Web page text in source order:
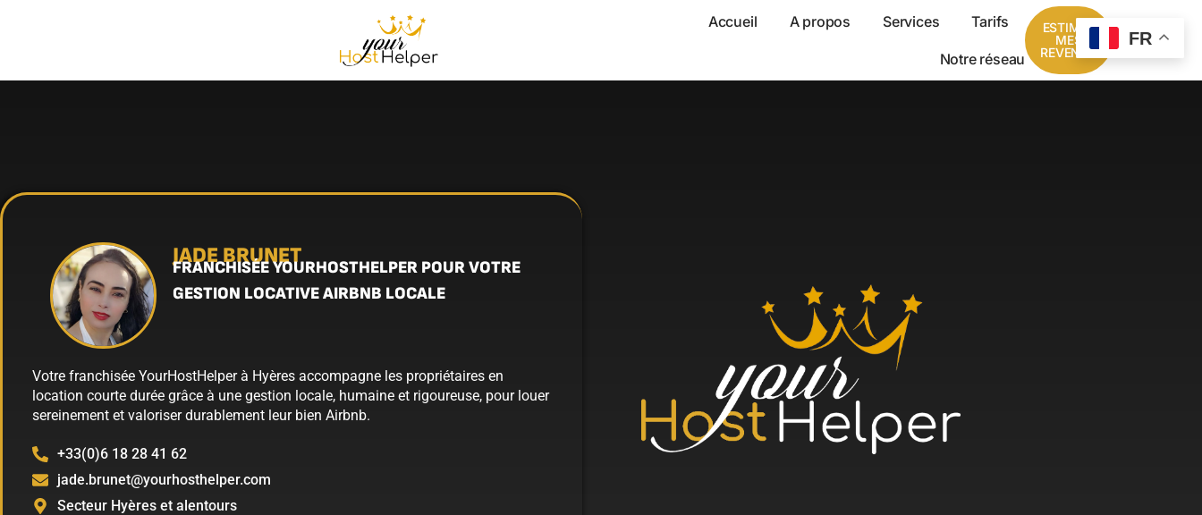
Accueil A propos Services Tarifs
Notre réseau
ESTIMER
MES
REVENUS
JADE BRUNET
FRANCHISÉE YOURHOSTHELPER POUR VOTRE
GESTION LOCATIVE AIRBNB LOCALE
Votre franchisée YourHostHelper à Hyères accompagne les propriétaires en
location courte durée grâce à une gestion locale, humaine et rigoureuse, pour louer
sereinement et valoriser durablement leur bien Airbnb.
+33(0)6 18 28 41 62
jade.brunet@yourhosthelper.com
Secteur Hyères et alentours
FR